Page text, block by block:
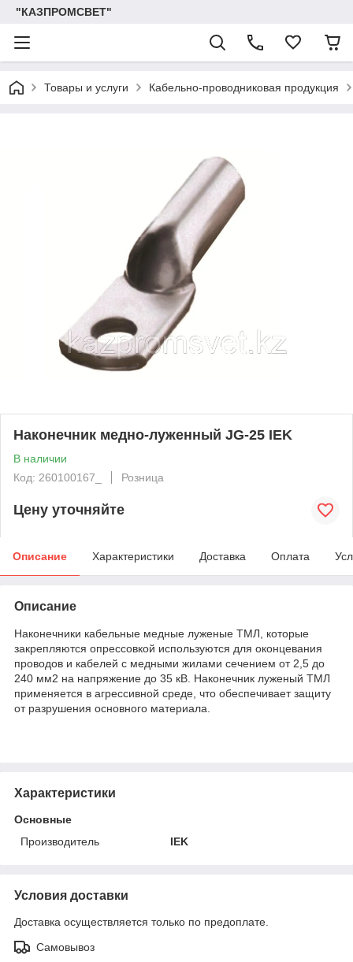
"КАЗПРОМСВЕТ"
Товары и услуги Кабельно-проводниковая продукция
Наконечник медно-луженный JG-25 IEK
В наличии
Код: 260100167_
Розница
Цену уточняйте
Описание Характеристики Доставка Оплата
Описание
Наконечники кабельные медные луженые ТМЛ, которые
закрепляются опрессовкой используются для оконцевания
проводов и кабелей с медными жилами сечением от 2,5 до
240 мм2 на напряжение до 35 кВ. Наконечник луженый ТМЛ
применяется в агрессивной среде, что обеспечивает защиту
от разрушения основного материала.
Характеристики
Основные
Производитель
IEK
Условия доставки
Доставка осуществляется только по предоплате.
Самовывоз